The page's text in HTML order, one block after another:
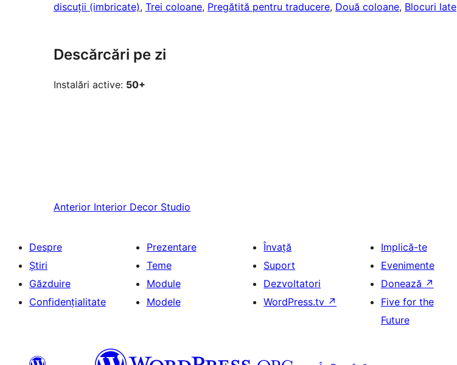
discuții (imbricate), Trei coloane, Pregătită pentru traducere, Două coloane, Blocuri late
Descărcări pe zi
Instalări active: 50+
Anterior Interior Decor Studio
Despre
Știri
Găzduire
Confidențialitate
Prezentare
Teme
Module
Modele
Învață
Suport
Dezvoltatori
WordPress.tv ↗
Implică-te
Evenimente
Donează ↗
Five for the
Future